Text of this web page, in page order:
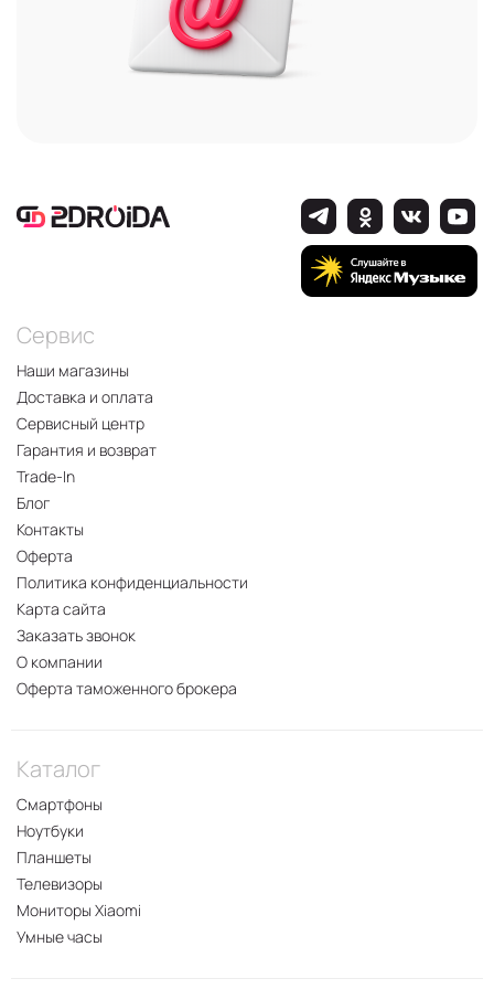
Сервис
Наши магазины
Доставка и оплата
Сервисный центр
Гарантия и возврат
Trade-In
Блог
Контакты
Оферта
Политика конфиденциальности
Карта сайта
Заказать звонок
О компании
Оферта таможенного брокера
Каталог
Смартфоны
Ноутбуки
Планшеты
Телевизоры
Мониторы Xiaomi
Умные часы